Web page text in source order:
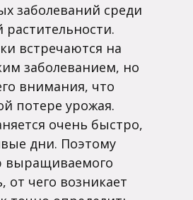
заболеваний среди
растительности.
встречаются на
заболеванием, но
внимания, что
потере урожая.
очень быстро,
дни. Поэтому
выращиваемого
чего возникает